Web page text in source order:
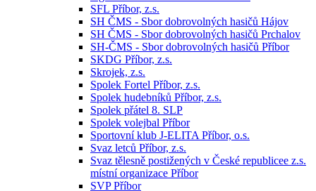
SFL Příbor, z.s.
SH ČMS - Sbor dobrovolných hasičů Hájov
SH ČMS - Sbor dobrovolných hasičů Prchalov
SH-ČMS - Sbor dobrovolných hasičů Příbor
SKDG Příbor, z.s.
Skrojek, z.s.
Spolek Fortel Příbor, z.s.
Spolek hudebníků Příbor, z.s.
Spolek přátel 8. SLP
Spolek volejbal Příbor
Sportovní klub J-ELITA Příbor, o.s.
Svaz letců Příbor, z.s.
Svaz tělesně postižených v České republicee z.s.
místní organizace Příbor
SVP Příbor